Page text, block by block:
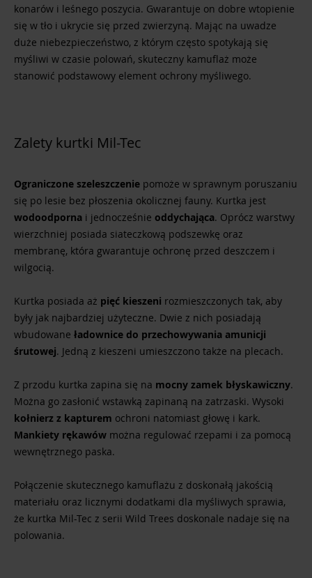
konarów i leśnego poszycia. Gwarantuje on dobre wtopienie
się w tło i ukrycie się przed zwierzyną. Mając na uwadze
duże niebezpieczeństwo, z którym często spotykają się
myśliwi w czasie polowań, skuteczny kamuflaż może
stanowić podstawowy element ochrony myśliwego.
Zalety kurtki Mil-Tec
Ograniczone szeleszczenie pomoże w sprawnym poruszaniu
się po lesie bez płoszenia okolicznej fauny. Kurtka jest
wodoodporna i jednocześnie oddychająca. Oprócz warstwy
wierzchniej posiada siateczkową podszewkę oraz
membranę, która gwarantuje ochronę przed deszczem i
wilgocią.
Kurtka posiada aż pięć kieszeni rozmieszczonych tak, aby
były jak najbardziej użyteczne. Dwie z nich posiadają
wbudowane ładownice do przechowywania amunicji
śrutowej. Jedną z kieszeni umieszczono także na plecach.
Z przodu kurtka zapina się na mocny zamek błyskawiczny.
Można go zasłonić wstawką zapinaną na zatrzaski. Wysoki
kołnierz z kapturem ochroni natomiast głowę i kark.
Mankiety rękawów można regulować rzepami i za pomocą
wewnętrznego paska.
Połączenie skutecznego kamuflażu z doskonałą jakością
materiału oraz licznymi dodatkami dla myśliwych sprawia,
że kurtka Mil-Tec z serii Wild Trees doskonale nadaje się na
polowania.